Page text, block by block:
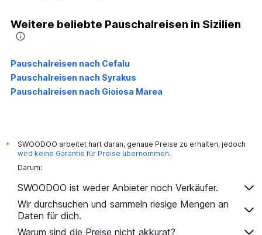
Weitere beliebte Pauschalreisen in Sizilien
Pauschalreisen nach Cefalu
Pauschalreisen nach Syrakus
Pauschalreisen nach Gioiosa Marea
*
SWOODOO arbeitet hart daran, genaue Preise zu erhalten, jedoch
wird keine Garantie für Preise übernommen.
Darum:
SWOODOO ist weder Anbieter noch Verkäufer.
Wir durchsuchen und sammeln riesige Mengen an
Daten für dich.
Warum sind die Preise nicht akkurat?